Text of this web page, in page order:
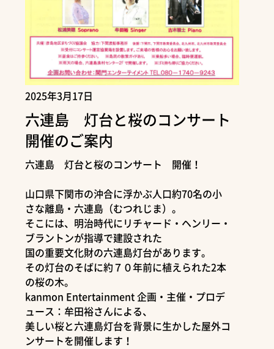
2025年3月17日
六連島 灯台と桜のコンサート
開催のご案内
六連島 灯台と桜のコンサート 開催！
山口県下関市の沖合に浮かぶ人口約70名の小
さな離島・六連島（むつれじま）。
そこには、明治時代にリチャード・ヘンリー・
ブラントンが指導で建設された
国の重要文化財の六連島灯台があります。
その灯台のそばに約７０年前に植えられた2本
の桜の木。
kanmon Entertainment 企画・主催・プロデ
ュース：牟田裕さんによる、
美しい桜と六連島灯台を背景に生かした屋外コ
ンサートを開催します！